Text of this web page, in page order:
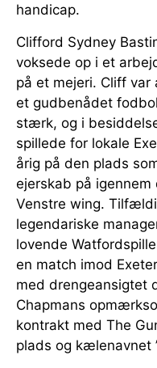
handicap.
Clifford Sydney
voksede op i et
på et mejeri. Cliff
et gudbenådet
stærk, og i
spillede for lokale
årig på den plads
ejerskab på
Venstre wing.
legendariske
lovende
en match imod
med drengeansigtet
Chapmans
kontrakt med The
plads og kælenavnet